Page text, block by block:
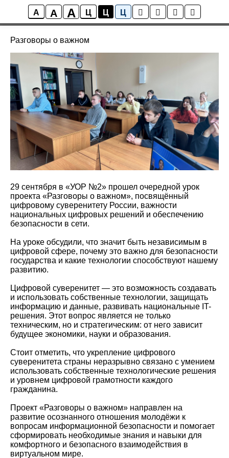
A A A Ц Ц Ц
Новости
Разговоры о важном
29 сентября в «УОР №2» прошел очередной урок
проекта «Разговоры о важном», посвящённый
цифровому суверенитету России, важности
национальных цифровых решений и обеспечению
безопасности в сети.
На уроке обсудили, что значит быть независимым в
цифровой сфере, почему это важно для безопасности
государства и какие технологии способствуют нашему
развитию.
Цифровой суверенитет — это возможность создавать
и использовать собственные технологии, защищать
информацию и данные, развивать национальные IT-
решения. Этот вопрос является не только
техническим, но и стратегическим: от него зависит
будущее экономики, науки и образования.
Стоит отметить, что укрепление цифрового
суверенитета страны неразрывно связано с умением
использовать собственные технологические решения
и уровнем цифровой грамотности каждого
гражданина.
Проект «Разговоры о важном» направлен на
развитие осознанного отношения молодёжи к
вопросам информационной безопасности и помогает
сформировать необходимые знания и навыки для
комфортного и безопасного взаимодействия в
виртуальном мире.